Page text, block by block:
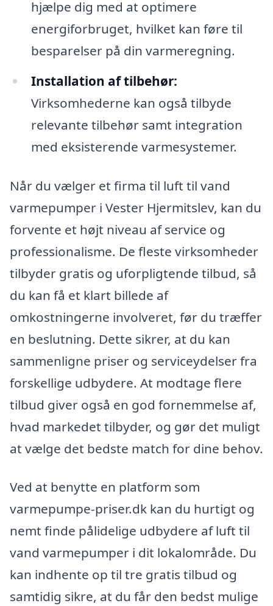
hjælpe dig med at optimere
energiforbruget, hvilket kan føre til
besparelser på din varmeregning.
Installation af tilbehør:
Virksomhederne kan også tilbyde
relevante tilbehør samt integration
med eksisterende varmesystemer.
Når du vælger et firma til luft til vand
varmepumper i Vester Hjermitslev, kan du
forvente et højt niveau af service og
professionalisme. De fleste virksomheder
tilbyder gratis og uforpligtende tilbud, så
du kan få et klart billede af
omkostningerne involveret, før du træffer
en beslutning. Dette sikrer, at du kan
sammenligne priser og serviceydelser fra
forskellige udbydere. At modtage flere
tilbud giver også en god fornemmelse af,
hvad markedet tilbyder, og gør det muligt
at vælge det bedste match for dine behov.
Ved at benytte en platform som
varmepumpe-priser.dk kan du hurtigt og
nemt finde pålidelige udbydere af luft til
vand varmepumper i dit lokalområde. Du
kan indhente op til tre gratis tilbud og
samtidig sikre, at du får den bedst mulige